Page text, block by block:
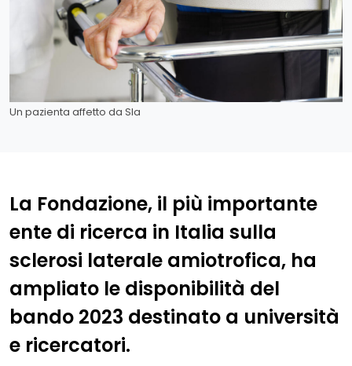
Un pazienta affetto da Sla
La Fondazione, il più importante
ente di ricerca in Italia sulla
sclerosi laterale amiotrofica, ha
ampliato le disponibilità del
bando 2023 destinato a università
e ricercatori.